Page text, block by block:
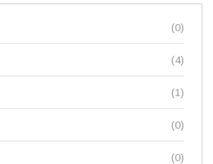
(0)
(4)
(1)
(0)
(0)